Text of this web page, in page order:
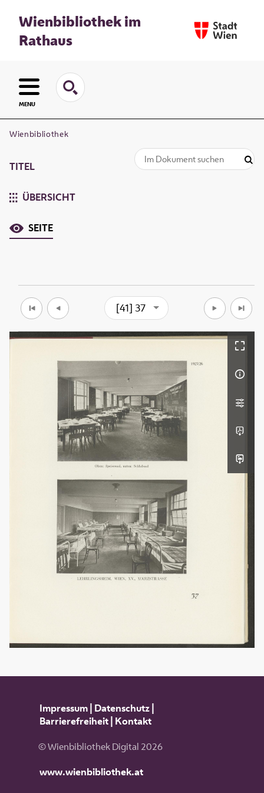
Wienbibliothek im
Rathaus
MENU
Wienbibliothek
TITEL
ÜBERSICHT
SEITE
[41] 37
Impressum| Datenschutz|
Barrierefreiheit| Kontakt
© Wienbibliothek Digital 2026
www.wienbibliothek.at